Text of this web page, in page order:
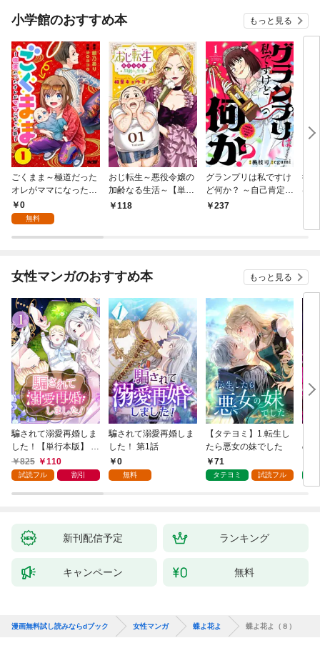
小学館のおすすめ本 もっと見る
ごくまま～極道だった
オレがママになった話
～【単話】（１）
0
無料
おじ転生～悪役令嬢の
加齢なる生活～【単
話】（１）
118
グランプリは私ですけ
ど何か？ ～自己肯定モ
ンスターのミスコン無
237
後
は
女性マンガのおすすめ本 もっと見る
騙されて溺愛再婚しま
した！【単行本版】 1
巻825 110
試読フル 割引
騙されて溺愛再婚しま
した！ 第1話
0
無料
【タテヨミ】1.転生し
たら悪女の妹でした
71
タテヨミ 試読フル
の
新刊配信予定 ランキング
キャンペーン 無料
漫画無料試し読みならdブック 女性マンガ 蝶よ花よ 蝶よ花よ（８）